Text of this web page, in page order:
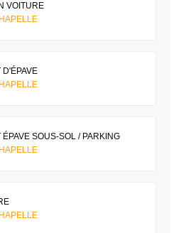
VOITURE
D'ÉPAVE
SOUS-SOL / PARKING